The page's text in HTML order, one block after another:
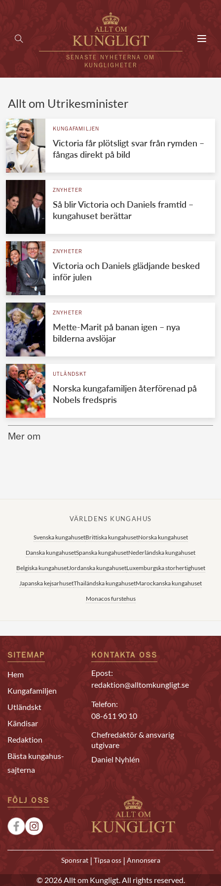
SENASTE NYHETERNA OM
KUNGLIGHETER
UTLÄNDSKT
VÄRLDENS KUNGAHUS
Svenska kungahuset
Brittiska kungahuset
Danska kungahuset
Spanska kungahuset
Jordanska kungahuset
Luxemburgska storhertighuset
Japanska kejsarhuset
Thailändska kungahuset
Marockanska kungahuset
REDAKTION
Allt om Utrikesminister
KUNGAFAMILJEN
Victoria får plötsligt svar från rymden –
fångas direkt på bild
ZNYHETER
Så blir Victoria och Daniels framtid –
kungahuset berättar
ZNYHETER
Victoria och Daniels glädjande besked
inför julen
ZNYHETER
Mette-Marit på banan igen – nya
bilderna avslöjar
UTLÄNDSKT
Norska kungafamiljen återförenad på
Nobels fredspris
Mer om
VÄRLDENS KUNGAHUS
Svenska kungahusetBrittiska kungahusetNorska kungahuset
Danska kungahusetSpanska kungahusetNederländska kungahuset
Belgiska kungahusetJordanska kungahusetLuxemburgska storhertighuset
Japanska kejsarhusetThailändska kungahusetMarockanska kungahuset
Monacos furstehus
SITEMAP
Hem
Kungafamiljen
Utländskt
Kändisar
Redaktion
Bästa kungahus-
sajterna
KONTAKTA OSS
Epost:
redaktion@alltomkungligt.se
Telefon:
08-611 90 10
Chefredaktör & ansvarig
utgivare
Daniel Nyhlén
FÖLJ OSS
Sponsrat | Tipsa oss | Annonsera
© 2026 Allt om Kungligt. All rights reserved.